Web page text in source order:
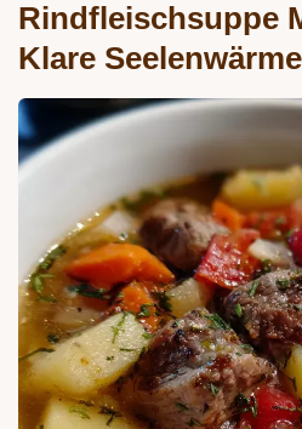
Rindfleischsuppe
Klare